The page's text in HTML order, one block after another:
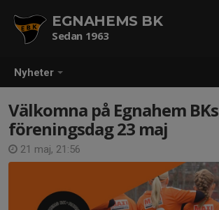
Nyheter
EGNAHEMS BK
Sedan 1963
Välkomna på Egnahem BKs
föreningsdag 23 maj
21 maj, 21:56